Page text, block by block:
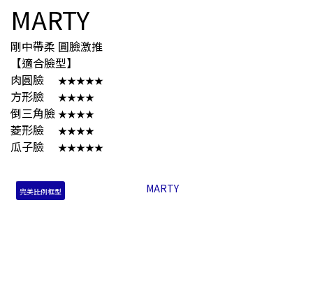
MARTY
剛中帶柔 圓臉激推
【適合臉型】
肉圓臉
★★★★★
方形臉 ★★★★
倒三角臉 ★★★★
菱形臉 ★★★★
瓜子臉 ★★★★★
完美比例框型